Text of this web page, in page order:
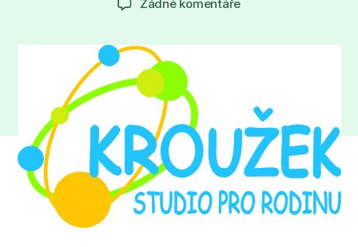
Žádné komentáře
základní
umělecká
škola,
s.r.o.